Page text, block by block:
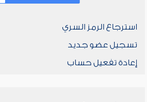
استرجاع الرمز السري
تسجيل عضو جديد
إعادة تفعيل حساب